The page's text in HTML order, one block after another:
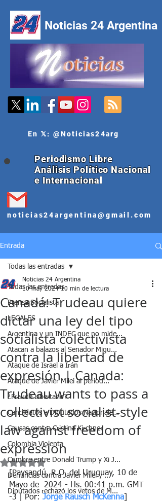
Noticias 24 Argentina
En 𝕏: @Noticias24arg
Periodismo Libre
Análisis Político Nacional
e Internacional
noticias24argentina@gmail.com
Entrada
Todas las entradas
Prensa Socialista
LEGALES
Argentina y un INDEC que no mide...
Atacan a balazos al Senador Migu...
Ataque de Israel a Irán
Ataque de Javier Milei al period...
¿Fraude Libertario?
Candidatos a Diputados Nacionale...
Causas contra Cristina Kirchner
Colombia Violenta
Cumbre entre Donald Trump y Xi J...
Denuncias contra Javier Milei y ...
Diputados rechazó los vetos de M...
Todas las entradas
Canadá: Trudeau quiere
dictar una ley del tipo
socialista colectivista
contra la libertad de
expresión | Canada:
Trudeau wants to pass a
collectivist socialist-style
law against freedom of
expression
Noticias 24 Argentina
10 may 2024 10 min de lectura
Obtuvo NaN de 5 estrellas.
[Paysandú, R.O. del Uruguay, 10 de
Mayo de  2024 - Hs. 00:41 p.m. GMT
-3 | Por: Jorge Rausch McKenna